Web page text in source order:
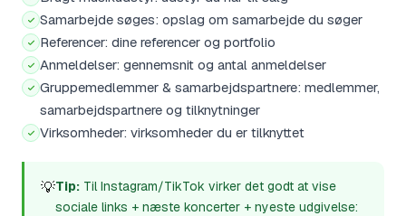
Samarbejde søges: opslag om samarbejde du søger
Referencer: dine referencer og portfolio
Anmeldelser: gennemsnit og antal anmeldelser
Gruppemedlemmer & samarbejdspartnere: medlemmer,
samarbejdspartnere og tilknytninger
Virksomheder: virksomheder du er tilknyttet
💡Tip: Til Instagram/TikTok virker det godt at vise
sociale links + næste koncerter + nyeste udgivelse: